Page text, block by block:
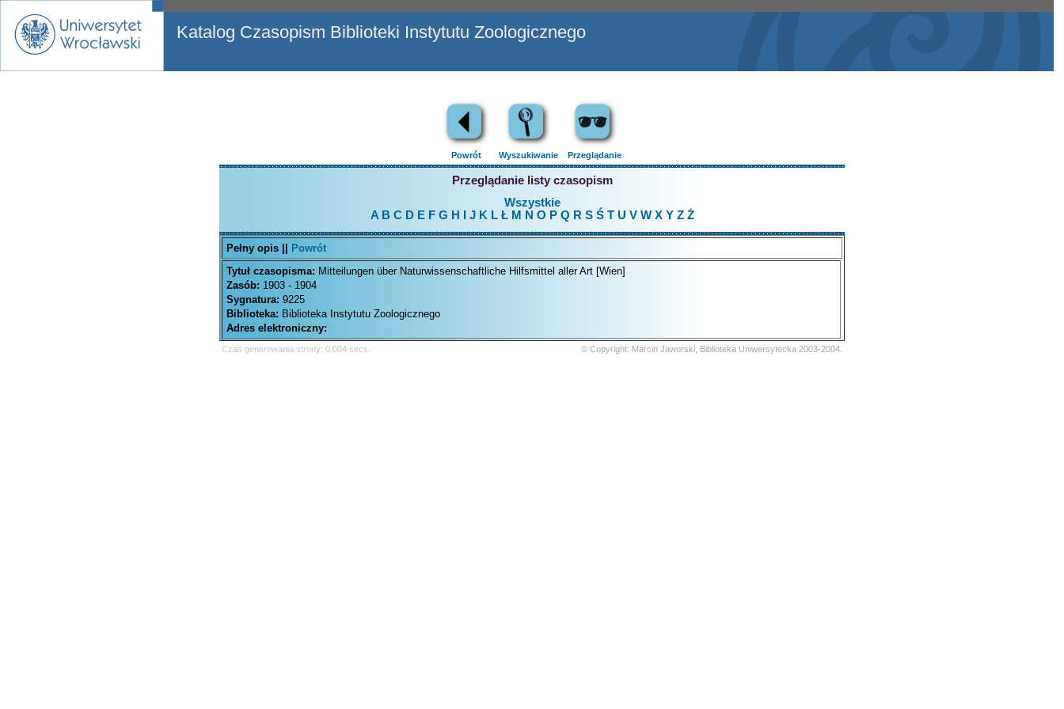
Katalog Czasopism Biblioteki Instytutu Zoologicznego
Powrót Wyszukiwanie Przeglądanie
Przeglądanie listy czasopism
Wszystkie
A B C D EFG H J K L Ł M N O P Q R S Ś T U V W X Y Z Ż
Pełny opis ||
Powrót
Tytuł czasopisma: Mitteilungen über Naturwissenschaftliche Hilfsmittel aller Art [Wien]
Zasób: 1903 - 1904
Sygnatura: 9225
Biblioteka: Biblioteka Instytutu Zoologicznego
Adres elektroniczny:
Czas generowania strony: 0.004 secs. © Copyright: Marcin Jaworski, Biblioteka Uniwersytecka 2003-2004.